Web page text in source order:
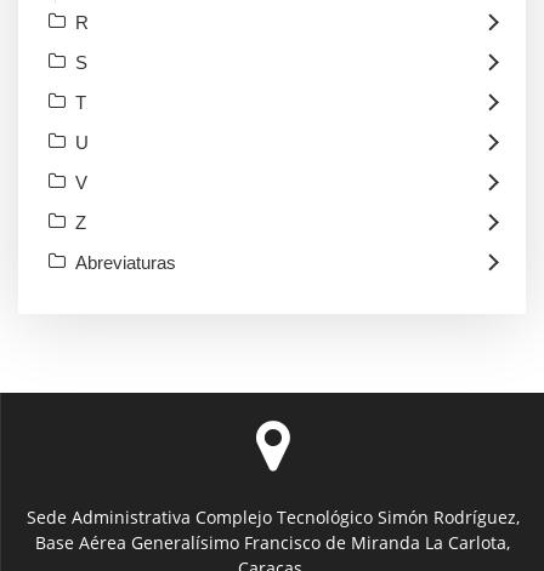
R
S
T
U
V
Z
Abreviaturas
Sede Administrativa Complejo Tecnológico Simón Rodríguez,
Base Aérea Generalísimo Francisco de Miranda La Carlota,